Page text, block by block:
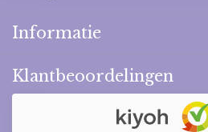
Informatie
Klantbeoordelingen